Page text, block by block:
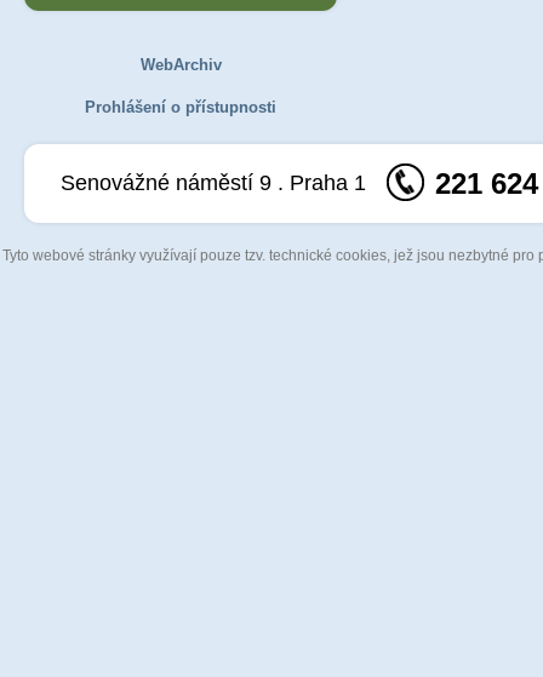
WebArchiv
Prohlášení o přístupnosti
Senovážné náměstí 9 . Praha 1 221
Tyto webové stránky využívají pouze tzv. technické cookies, jež jsou nezbytné